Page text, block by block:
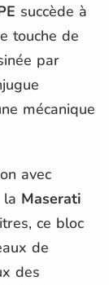
succède à
touche de
par
mécanique
avec
Maserati
ce bloc
de
des